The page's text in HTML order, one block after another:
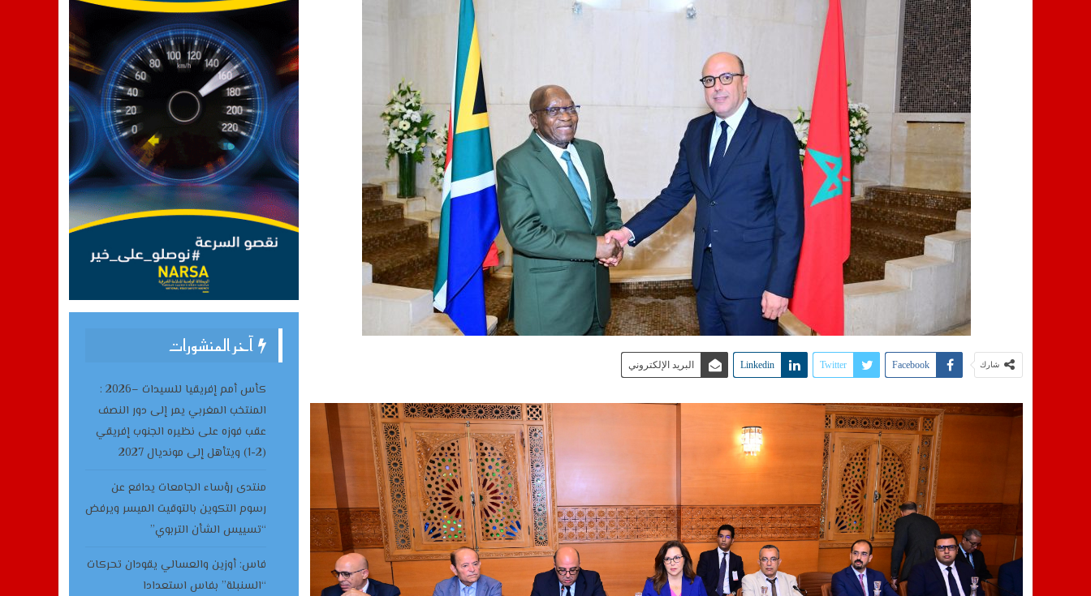
شارك Facebook
Twitter
Linkedin البريد الإلكتروني
آخر المنشورات
كأس أمم إفريقيا للسيدات –2026 :
المنتخب المغربي يمر إلى دور النصف
عقب فوزه على نظيره الجنوب إفريقي
(2-1) ويتأهل إلى مونديال 2027
منتدى رؤساء الجامعات يدافع عن
رسوم التكوين بالتوقيت الميسر ويرفض
“تسييس الشأن التربوي”
فاس: أوزين والعسالي يقودان تحركات
“السنبلة” بفاس استعدادا